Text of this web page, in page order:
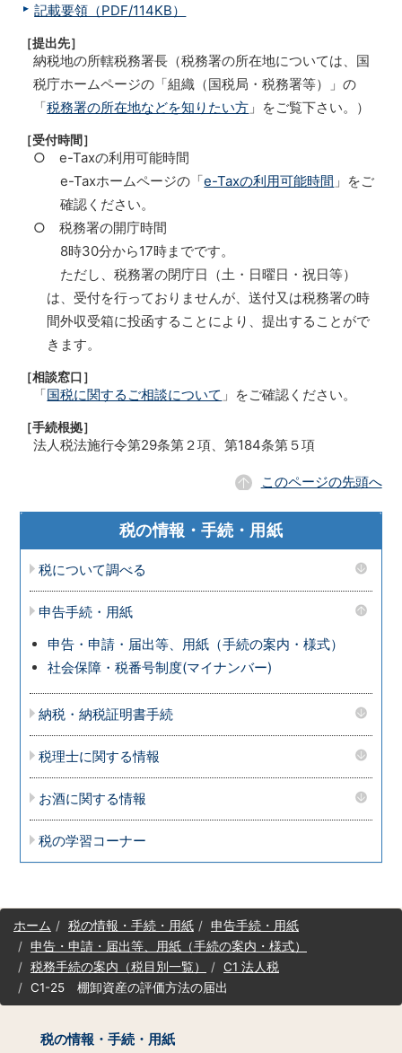
記載要領（PDF/114KB）
［提出先］
納税地の所轄税務署長（税務署の所在地については、国
税庁ホームページの「組織（国税局・税務署等）」の
「税務署の所在地などを知りたい方 」をご覧下さい。）
［受付時間］
○ e-Taxの利用可能時間
e-Taxホームページの「e-Taxの利用可能時間 」をご
確認ください。
○ 税務署の開庁時間
8時30分から17時までです。
ただし、税務署の閉庁日（土・日曜日・祝日等）
は、受付を行っておりませんが、送付又は税務署の時
間外収受箱に投函することにより、提出することがで
きます。
［相談窓口］
「国税に関するご相談について 」をご確認ください。
［手続根拠］
法人税法施行令第29条第２項、第184条第５項
このページの先頭へ
税の情報・手続・用紙
税について調べる
申告手続・用紙
申告・申請・届出等、用紙（手続の案内・様式）
社会保障・税番号制度(マイナンバー)
納税・納税証明書手続
税理士に関する情報
お酒に関する情報
税の学習コーナー
サ
イ
プ
ホーム 税の情報・手続・用紙
申告手続・用紙
申告・申請・届出等、用紙（手続の案内・様式）
税務手続の案内（税目別一覧）
C1 法人税
C1-25 棚卸資産の評価方法の届出
税の情報・手続・用紙